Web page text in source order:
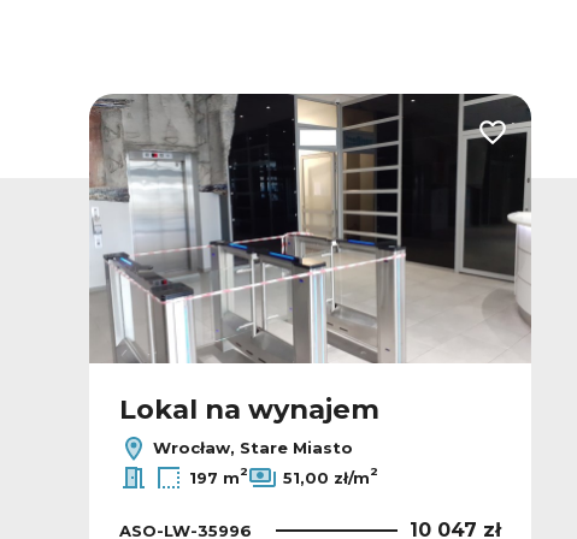
do ulubionych Dodaj do
Lokal na wynajem
Wrocław, Stare Miasto
197 m2 51,00 zł/m2
ASO-LW-35996 10 047 zł